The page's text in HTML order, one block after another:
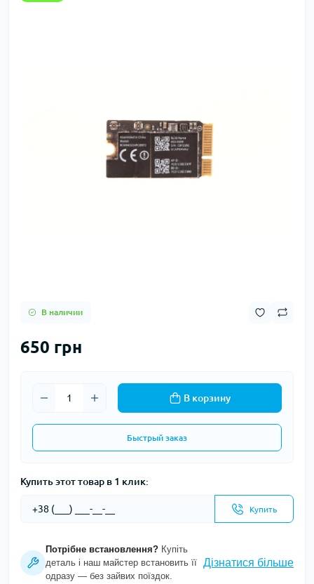
В наличии
650 грн
В корзину
Быстрый заказ
Купить этот товар в 1 клик:
Купить
Потрібне встановлення? Купіть
деталь і наш майстер встановить її
одразу — без зайвих поїздок.
Дізнатися більше